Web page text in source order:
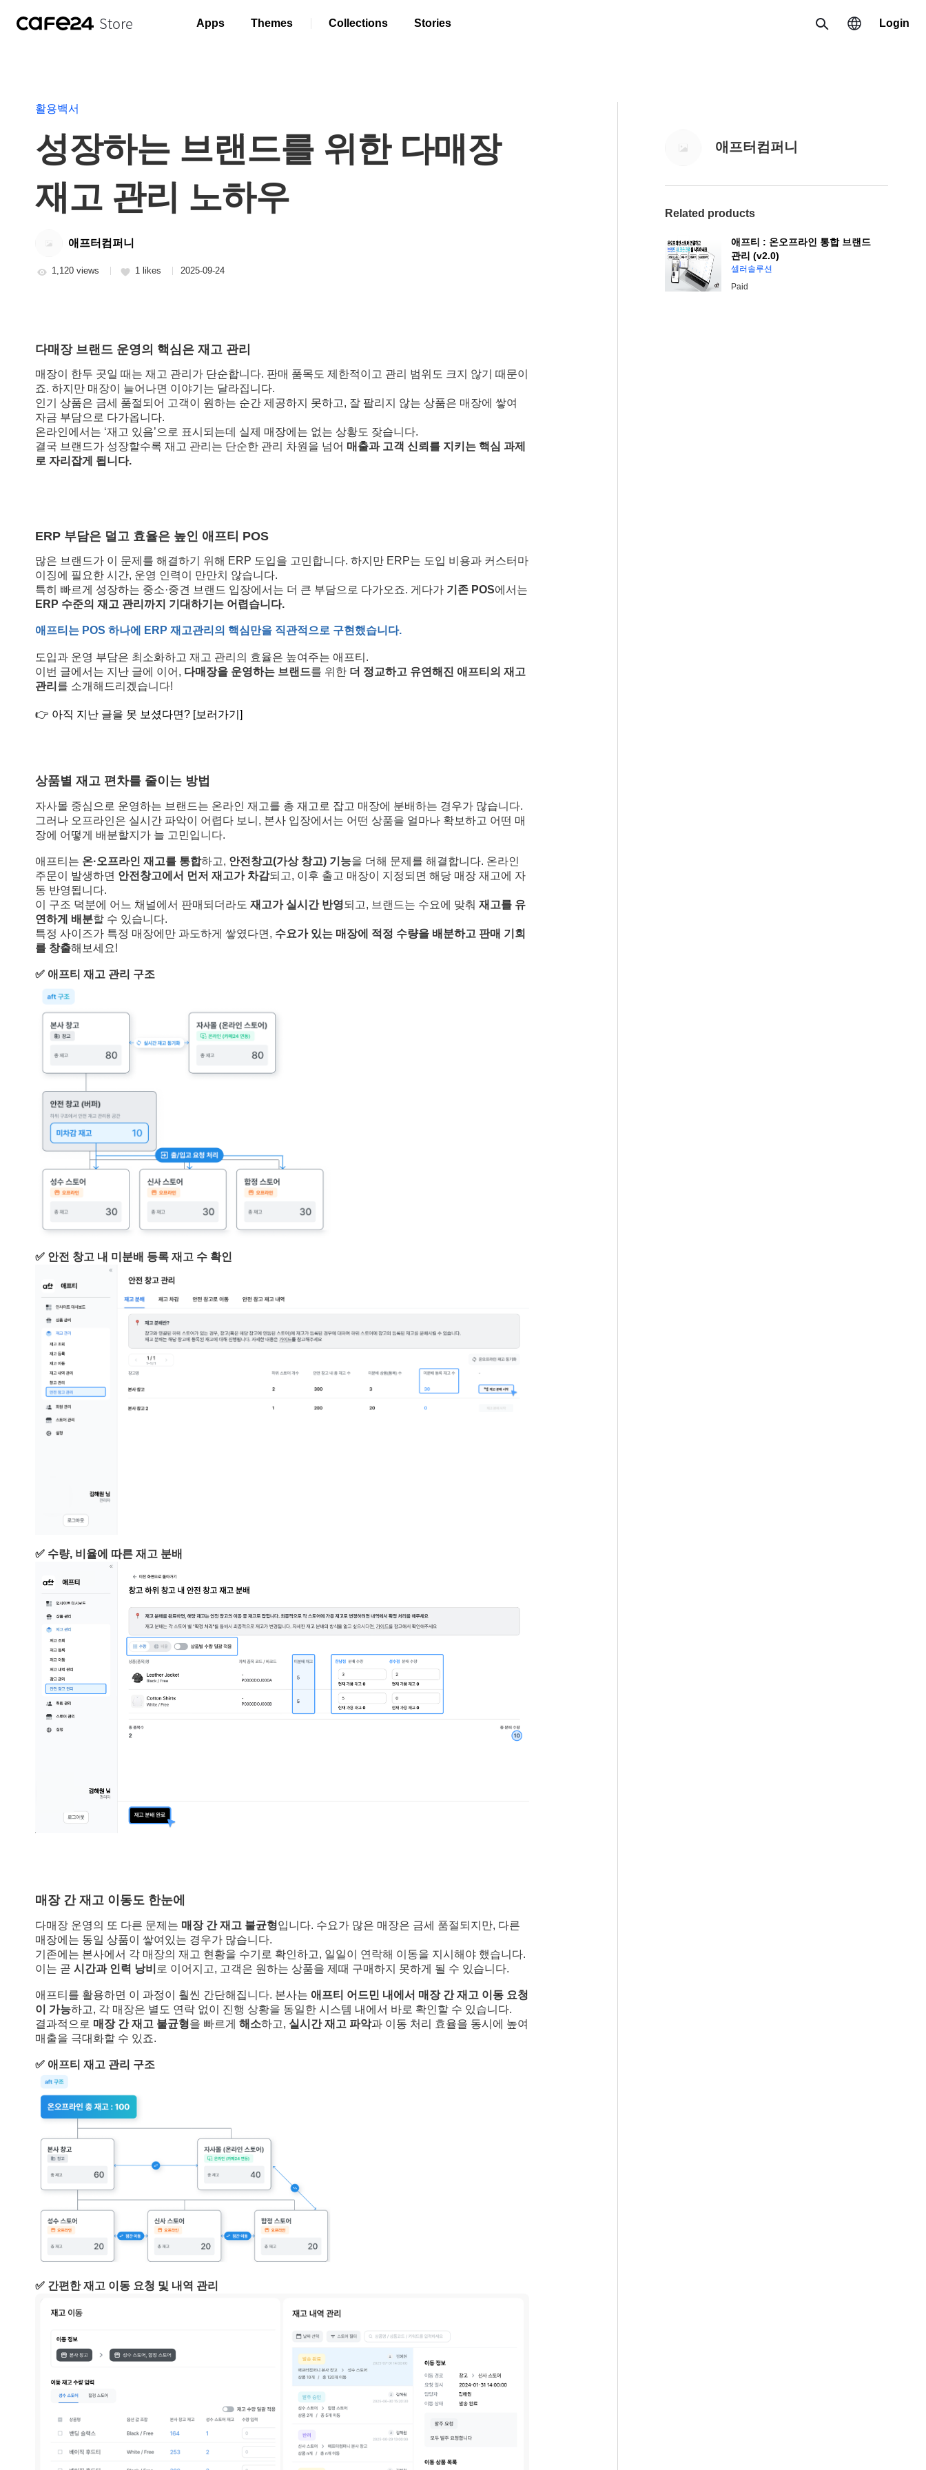
Store Login
日本 / 日本語
Apps Themes Collections Stories
활용백서
성장하는 브랜드를 위한 다매장
재고 관리 노하우
애프터컴퍼니
1,120 views 1 likes 2025-09-24
다매장 브랜드 운영의 핵심은 재고 관리
매장이 한두 곳일 때는 재고 관리가 단순합니다. 판매 품목도 제한적이고 관리 범위도 크지 않기 때문이
죠. 하지만 매장이 늘어나면 이야기는 달라집니다.
인기 상품은 금세 품절되어 고객이 원하는 순간 제공하지 못하고, 잘 팔리지 않는 상품은 매장에 쌓여
자금 부담으로 다가옵니다.
온라인에서는 ‘재고 있음’으로 표시되는데 실제 매장에는 없는 상황도 잦습니다.
결국 브랜드가 성장할수록 재고 관리는 단순한 관리 차원을 넘어 매출과 고객 신뢰를 지키는 핵심 과제
로 자리잡게 됩니다.
ERP 부담은 덜고 효율은 높인 애프티 POS
많은 브랜드가 이 문제를 해결하기 위해 ERP 도입을 고민합니다. 하지만 ERP는 도입 비용과 커스터마
이징에 필요한 시간, 운영 인력이 만만치 않습니다.
특히 빠르게 성장하는 중소·중견 브랜드 입장에서는 더 큰 부담으로 다가오죠. 게다가 기존 POS에서는
ERP 수준의 재고 관리까지 기대하기는 어렵습니다.
애프티는 POS 하나에 ERP 재고관리의 핵심만을 직관적으로 구현했습니다.
도입과 운영 부담은 최소화하고 재고 관리의 효율은 높여주는 애프티.
이번 글에서는 지난 글에 이어, 다매장을 운영하는 브랜드를 위한 더 정교하고 유연해진 애프티의 재고
관리 를 소개해드리겠습니다!
👉 아직 지난 글을 못 보셨다면? [보러가기]
상품별 재고 편차를 줄이는 방법
자사몰 중심으로 운영하는 브랜드는 온라인 재고를 총 재고로 잡고 매장에 분배하는 경우가 많습니다.
그러나 오프라인은 실시간 파악이 어렵다 보니, 본사 입장에서는 어떤 상품을 얼마나 확보하고 어떤 매
장에 어떻게 배분할지가 늘 고민입니다.
애프티는 온·오프라인 재고를 통합하고, 안전창고(가상 창고) 기능을 더해 문제를 해결합니다. 온라인
주문이 발생하면 안전창고에서 먼저 재고가 차감되고, 이후 출고 매장이 지정되면 해당 매장 재고에 자
동 반영됩니다.
이 구조 덕분에 어느 채널에서 판매되더라도 재고가 실시간 반영되고, 브랜드는 수요에 맞춰 재고를 유
연하게 배분할 수 있습니다.
특정 사이즈가 특정 매장에만 과도하게 쌓였다면, 수요가 있는 매장에 적정 수량을 배분하고 판매 기회
를 창출해보세요!
✅ 애프티 재고 관리 구조
✅ 안전 창고 내 미분배 등록 재고 수 확인
✅ 수량, 비율에 따른 재고 분배
매장 간 재고 이동도 한눈에
다매장 운영의 또 다른 문제는 매장 간 재고 불균형입니다. 수요가 많은 매장은 금세 품절되지만, 다른
매장에는 동일 상품이 쌓여있는 경우가 많습니다.
기존에는 본사에서 각 매장의 재고 현황을 수기로 확인하고, 일일이 연락해 이동을 지시해야 했습니다.
이는 곧 시간과 인력 낭비 로 이어지고, 고객은 원하는 상품을 제때 구매하지 못하게 될 수 있습니다.
애프티를 활용하면 이 과정이 훨씬 간단해집니다. 본사는 애프티 어드민 내에서 매장 간 재고 이동 요청
이 가능하고, 각 매장은 별도 연락 없이 진행 상황을 동일한 시스템 내에서 바로 확인할 수 있습니다.
결과적으로 매장 간 재고 불균형을 빠르게 해소하고, 실시간 재고 파악과 이동 처리 효율을 동시에 높여
매출을 극대화할 수 있죠.
✅ 애프티 재고 관리 구조
✅ 간편한 재고 이동 요청 및 내역 관리
애프터컴퍼니
Related products
애프티 : 온오프라인 통합 브랜드
관리 (v2.0)
셀러솔루션
Paid